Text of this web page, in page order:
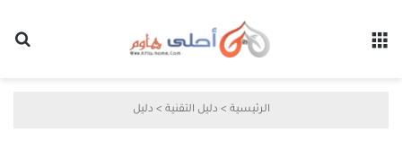
الرئيسية > دليل التقنية > دليل